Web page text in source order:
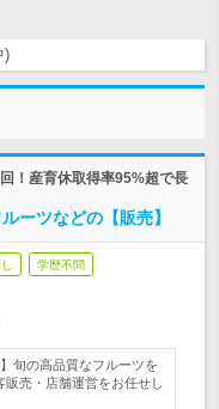
)
！産育休取得率95%超で長
ーツなどの【販売】
学歴不問
旬の高品質なフルーツを
売・店舗運営をお任せし